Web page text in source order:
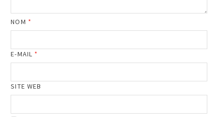
NOM *
E-MAIL *
SITE WEB